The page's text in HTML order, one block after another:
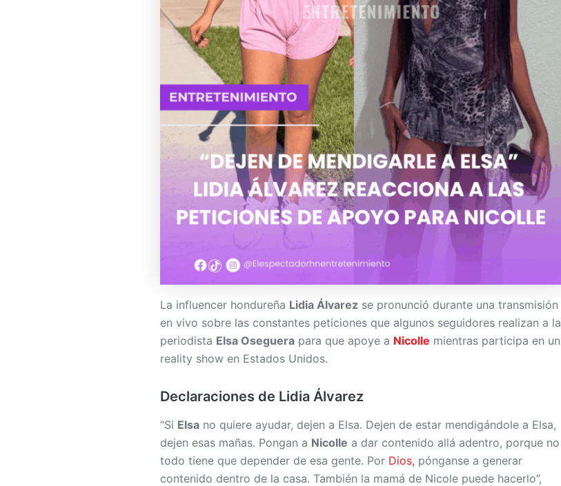
La influencer hondureña Lidia Álvarez se pronunció durante una transmisión
en vivo sobre las constantes peticiones que algunos seguidores realizan a la
periodista Elsa Oseguera para que apoye a Nicolle mientras participa en un
reality show en Estados Unidos.
Declaraciones de Lidia Álvarez
“Si Elsa no quiere ayudar, dejen a Elsa. Dejen de estar mendigándole a Elsa,
dejen esas mañas. Pongan a Nicolle a dar contenido allá adentro, porque no
todo tiene que depender de esa gente. Por Dios, pónganse a generar
contenido dentro de la casa. También la mamá de Nicole puede hacerlo”,